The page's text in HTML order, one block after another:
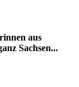
aus
Sachsen...